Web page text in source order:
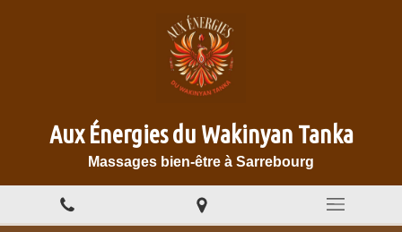
Aux Énergies du Wakinyan Tanka
Massages bien-être à Sarrebourg